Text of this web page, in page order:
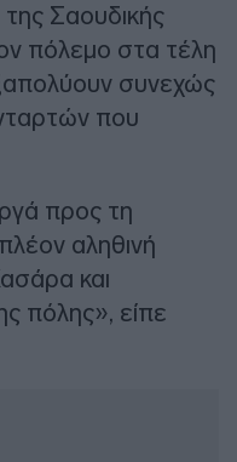
Σαουδικής
πόλεμο στα τέλη
συνεχώς
που
προς τη
αληθινή
και
πόλης», είπε